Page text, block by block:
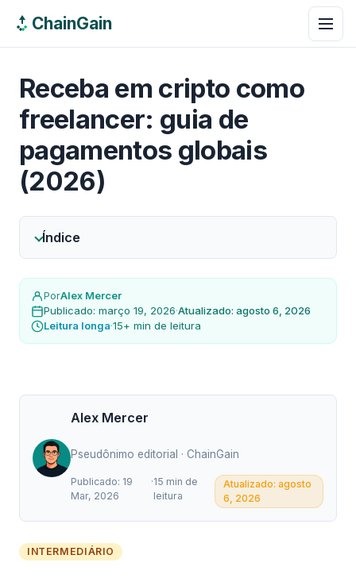
ChainGain
Receba em cripto como
freelancer: guia de
pagamentos globais
(2026)
Índice
PorAlex Mercer
Publicado: março 19, 2026·Atualizado: agosto 6, 2026
Leitura longa·15+ min de leitura
Alex Mercer
Pseudônimo editorial · ChainGain
Publicado: 19
Mar, 2026
·15 min de
leitura
Atualizado: agosto
6, 2026
INTERMEDIÁRIO